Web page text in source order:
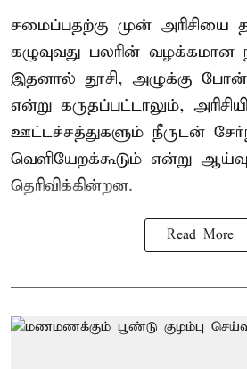
சமைப்பதற்கு முன்
கழுவுவது பலரின் வழக்கமான
இதனால் தூசி, அழுக்கு
என்று கருதப்பட்டாலும்,
ஊட்டச்சத்துகளும் நீருடன்
வெளியேறக்கூடும் என்று
தெரிவிக்கின்றன.
Read More